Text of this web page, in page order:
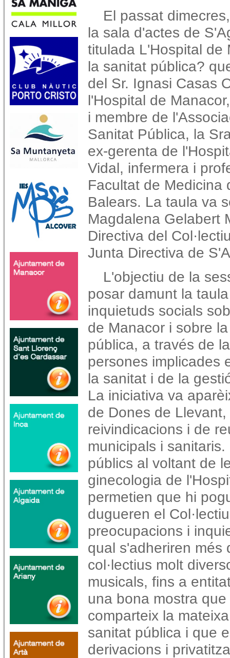
El passat
la sala d'actes de
titulada L'Hospital de
la sanitat pública?
del Sr. Ignasi Casas
l'Hospital de
i membre de
Sanitat Pública, la
ex-gerenta de
Vidal, infermera i
Facultat de Medicina
Balears. La taula va
Magdalena Gelabert
Directiva del
Junta Directiva de
L'objectiu de la
posar damunt la
inquietuds socials
de Manacor i sobre
pública, a través de
persones implicades
la sanitat i de la
La iniciativa va
de Dones de
reivindicacions i de
municipals i
públics al voltant de
ginecologia de
permetien que hi
dugueren el
preocupacions i
qual s'adheriren més
col·lectius molt
musicals, fins a
una bona mostra
comparteix la
sanitat pública i que
derivacions i